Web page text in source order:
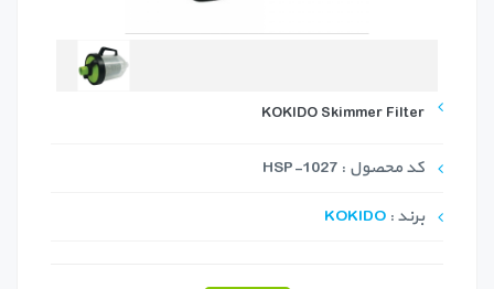
KOKIDO Skimmer Filter
کد محصول : HSP-1027
برند : KOKIDO